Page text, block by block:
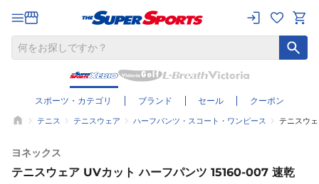
スポーツ・カテゴリ ブランド セール クーポン
テニス テニスウェア ハーフパンツ・スコート・ワンピース テニスウ
ヨネックス
テニスウェア UVカット ハーフパンツ 15160-007 速乾